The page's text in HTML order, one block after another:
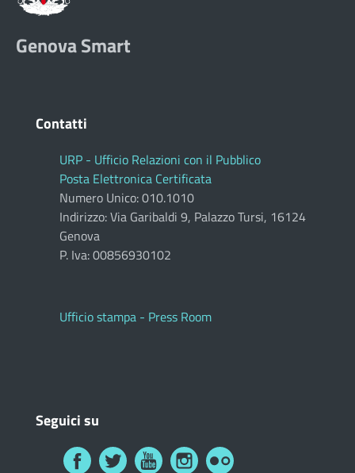
Genova Smart
Contatti
URP - Ufficio Relazioni con il Pubblico
Posta Elettronica Certificata
Numero Unico: 010.1010
Indirizzo: Via Garibaldi 9, Palazzo Tursi, 16124
Genova
P. Iva: 00856930102
Ufficio stampa - Press Room
Seguici su